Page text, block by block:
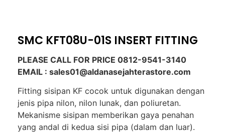
SMC KFT08U-01S INSERT FITTING
PLEASE CALL FOR PRICE 0812-9541-3140
EMAIL : sales01@aldanasejahterastore.com
Fitting sisipan KF cocok untuk digunakan dengan
jenis pipa nilon, nilon lunak, dan poliuretan.
Mekanisme sisipan memberikan gaya penahan
yang andal di kedua sisi pipa (dalam dan luar).